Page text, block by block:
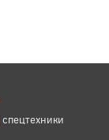
спецтехники